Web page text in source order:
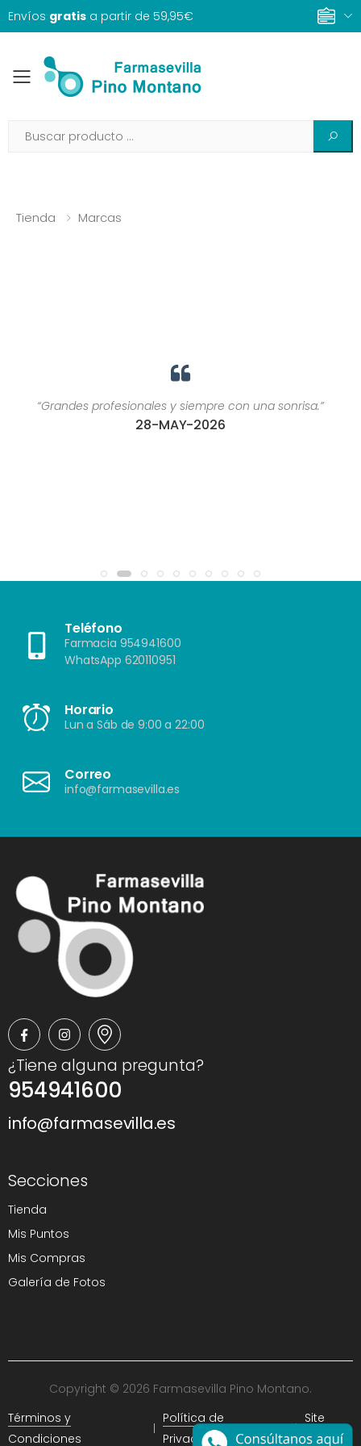
Envíos gratis a partir de 59,95€
Toggle mobile menu
Tienda Marcas
“Grandes profesionales y siempre con una sonrisa.”
28-MAY-2026
Teléfono
Farmacia 954941600
WhatsApp 620110951
Horario
Lun a Sáb de 9:00 a 22:00
Correo
info@farmasevilla.es
¿Tiene alguna pregunta?
954941600
info@farmasevilla.es
Secciones
Tienda
Mis Puntos
Mis Compras
Galería de Fotos
Copyright © 2026 Farmasevilla Pino Montano.
Términos y
Condiciones
Política de
Privacidad
Site
Map